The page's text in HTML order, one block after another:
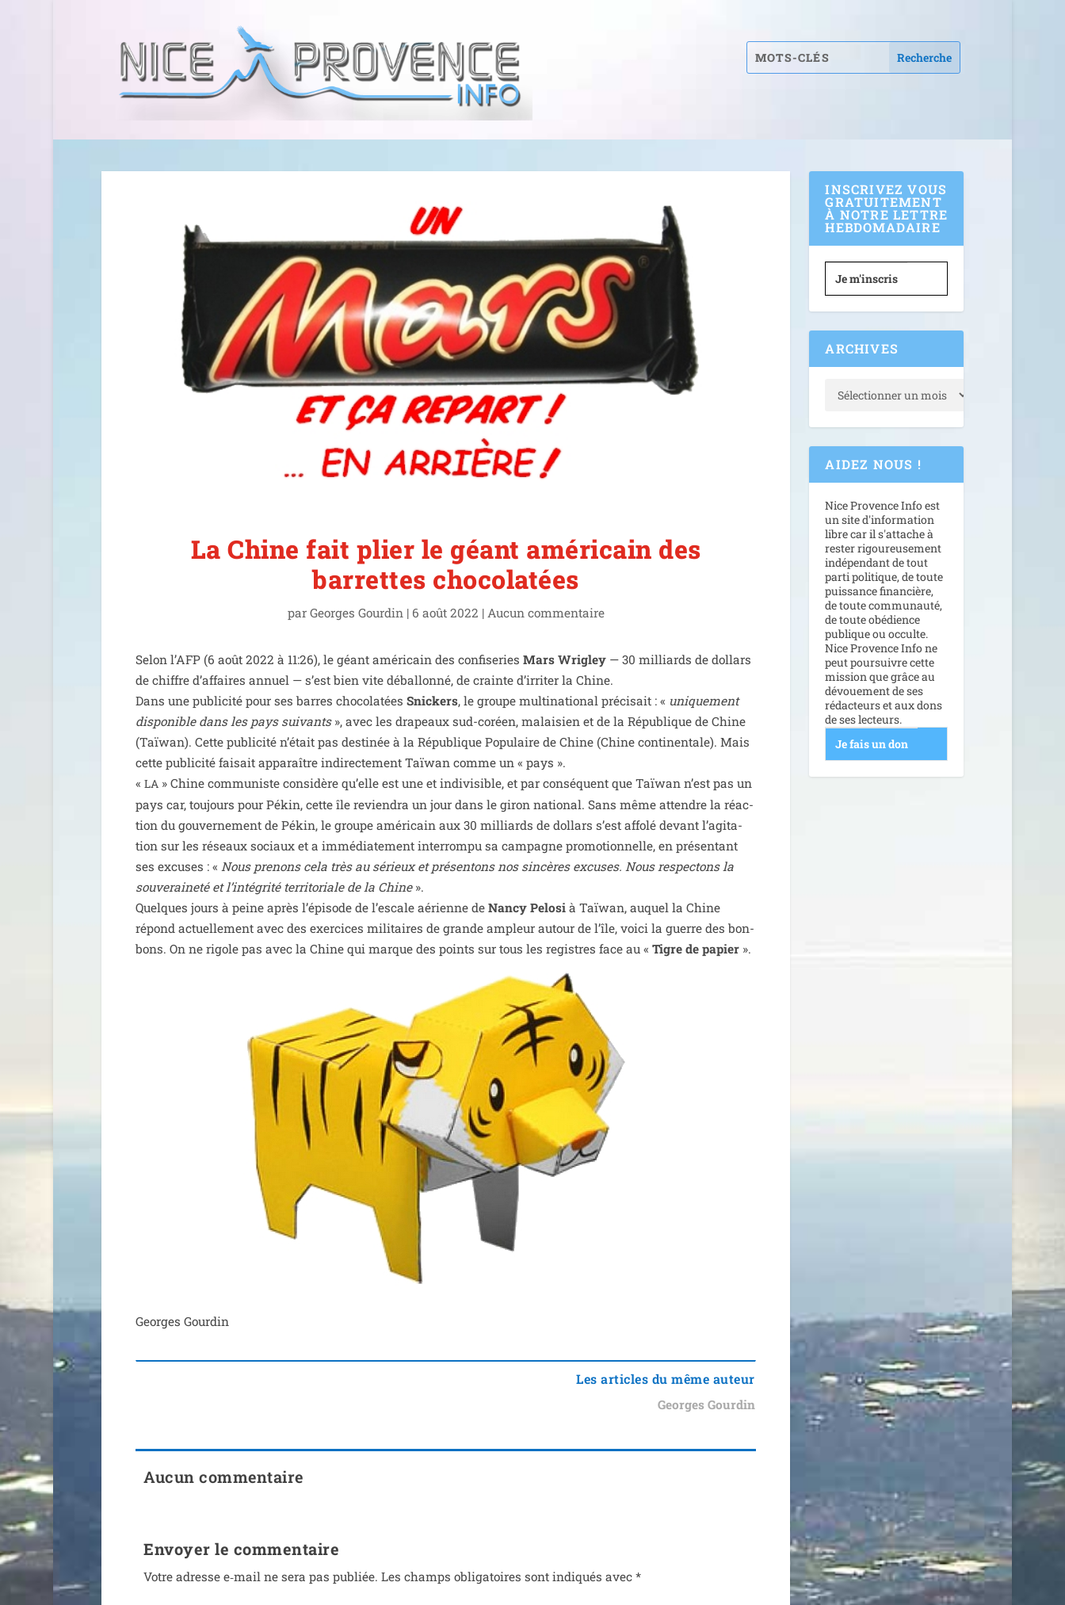
La Chine fait plier le géant américain des
barrettes chocolatées
par Georges Gourdin | 6 août 2022 | Aucun com­men­taire
Selon l’AFP (6 août 2022 à 11:26), le géant amé­ri­cain des confi­se­riesMars Wrigley — 30 mil­liards de dol­lars
de chiffre d’af­faires annuel — s’est bien vite débal­lon­né, de crainte d’ir­ri­ter la Chine.
Dans une publi­ci­té pour ses barres cho­co­la­téesSnickers, le groupe mul­ti­na­tio­nal pré­ci­sait : « uni­que­ment
dis­po­nible dans les pays sui­vants», avec les dra­peaux sud-coréen, malai­sien et de la République de Chine
(Taïwan). Cette publi­ci­té n’é­tait pas des­ti­née à la République Populaire de Chine (Chine conti­nen­tale). Mais
cette publi­ci­té fai­sait appa­raître indi­rec­te­ment Taïwan comme un « pays ».
«LA » Chine com­mu­niste consi­dère qu’elle est une et indi­vi­sible, et par consé­quent que Taïwan n’est pas un
pays car, tou­jours pour Pékin, cette île revien­dra un jour dans le giron natio­nal. Sans même attendre la réac­
tion du gou­ver­ne­ment de Pékin, le groupe amé­ri­cain aux 30 mil­liards de dol­lars s’est affo­lé devant l’a­gi­ta­
tion sur les réseaux sociaux et a immé­dia­te­ment inter­rom­pu sa cam­pagne pro­mo­tion­nelle, en pré­sen­tant
ses excuses : « Nous pre­nons cela très au sérieux et pré­sen­tons nos sin­cères excuses. Nous res­pec­tons la
sou­ve­rai­ne­té et l’in­té­gri­té ter­ri­to­riale de la Chine».
Quelques jours à peine après l’é­pi­sode de l’es­cale aérienne deNancy Pelosi à Taïwan, auquel la Chine
répond actuel­le­ment avec des exer­cices mili­taires de grande ampleur autour de l’île, voi­ci la guerre des bon­
bons. On ne rigole pas avec la Chine qui marque des points sur tous les registres face au «Tigre de papier ».
Georges Gourdin
Les articles du même auteur
Georges Gourdin
Aucun commentaire
Envoyer le commentaire
Votre adresse e‑mail ne sera pas publiée. Les champs obli­ga­toires sont indi­qués avec*
INSCRIVEZ VOUS
GRATUITEMENT
À NOTRE LETTRE
HEBDOMADAIRE
Je m'inscris
ARCHIVES
AIDEZ NOUS !
Nice Provence Info est
un site d'information
libre car il s'attache à
rester rigoureusement
indépendant de tout
parti politique, de toute
puissance financière,
de toute communauté,
de toute obédience
publique ou occulte.
Nice Provence Info ne
peut poursuivre cette
mission que grâce au
dévouement de ses
rédacteurs et aux dons
de ses lecteurs.
Je fais un don